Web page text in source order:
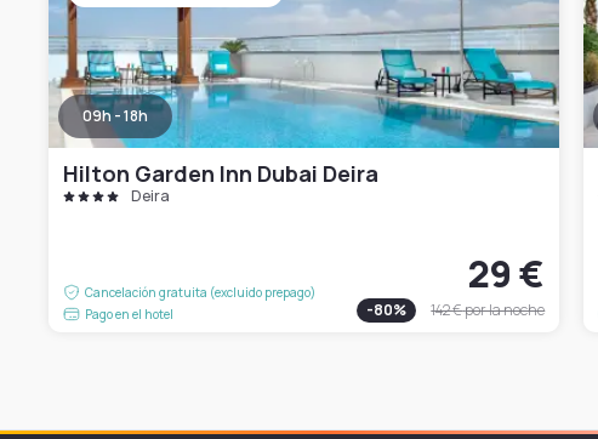
09h - 18h
Hilton Garden Inn Dubai Deira
Deira
Cancelación gratuita (excluido prepago)
Pago en el hotel
29 €
-80% 142 €por la noche